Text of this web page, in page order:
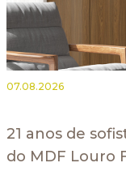
07.08.2026
21 anos de
do MDF Louro